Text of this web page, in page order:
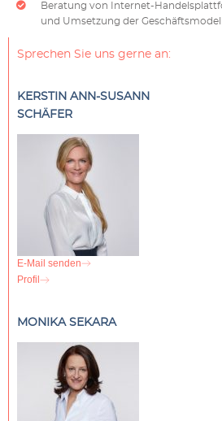
Beratung von Internet-
und Umsetzung der
Sprechen Sie uns gerne an:
KERSTIN ANN-SUSANN
SCHÄFER
E-Mail senden
Profil
MONIKA SEKARA